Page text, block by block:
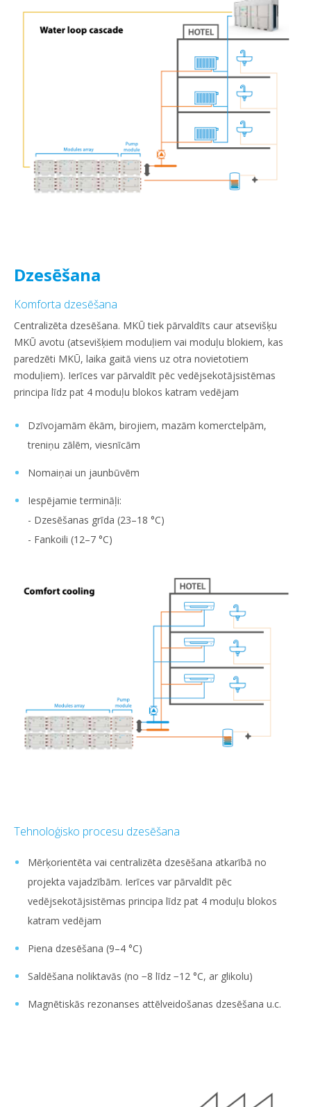
Dzesēšana
Komforta dzesēšana
Centralizēta dzesēšana. MKŪ tiek pārvaldīts caur atsevišķu
MKŪ avotu (atsevišķiem moduļiem vai moduļu blokiem, kas
paredzēti MKŪ, laika gaitā viens uz otra novietotiem
moduļiem). Ierīces var pārvaldīt pēc vedējsekotājsistēmas
principa līdz pat 4 moduļu blokos katram vedējam
Dzīvojamām ēkām, birojiem, mazām komerctelpām,
treniņu zālēm, viesnīcām
Nomaiņai un jaunbūvēm
Iespējamie termināļi:
- Dzesēšanas grīda (23–18 °C)
- Fankoili (12–7 °C)
Tehnoloģisko procesu dzesēšana
Mērķorientēta vai centralizēta dzesēšana atkarībā no
projekta vajadzībām. Ierīces var pārvaldīt pēc
vedējsekotājsistēmas principa līdz pat 4 moduļu blokos
katram vedējam
Piena dzesēšana (9–4 °C)
Saldēšana noliktavās (no −8 līdz −12 °C, ar glikolu)
Magnētiskās rezonanses attēlveidošanas dzesēšana u.c.